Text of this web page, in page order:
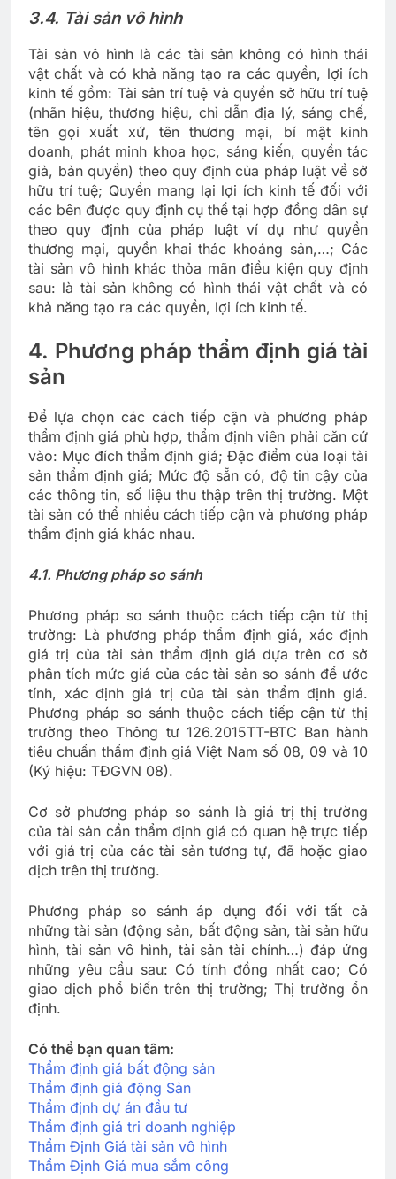
3.4. Tài sản vô hình
Tài sản vô hình là các tài sản không có hình thái
vật chất và có khả năng tạo ra các quyền, lợi ích
kinh tế gồm: Tài sản trí tuệ và quyền sở hữu trí tuệ
(nhãn hiệu, thương hiệu, chỉ dẫn địa lý, sáng chế,
tên gọi xuất xứ, tên thương mại, bí mật kinh
doanh, phát minh khoa học, sáng kiến, quyền tác
giả, bản quyền) theo quy định của pháp luật về sở
hữu trí tuệ; Quyền mang lại lợi ích kinh tế đối với
các bên được quy định cụ thể tại hợp đồng dân sự
theo quy định của pháp luật ví dụ như quyền
thương mại, quyền khai thác khoáng sản,…; Các
tài sản vô hình khác thỏa mãn điều kiện quy định
sau: là tài sản không có hình thái vật chất và có
khả năng tạo ra các quyền, lợi ích kinh tế.
4. Phương pháp thẩm định giá tài
sản
Để lựa chọn các cách tiếp cận và phương pháp
thẩm định giá phù hợp, thẩm định viên phải căn cứ
vào: Mục đích thẩm định giá; Đặc điểm của loại tài
sản thẩm định giá; Mức độ sẵn có, độ tin cậy của
các thông tin, số liệu thu thập trên thị trường. Một
tài sản có thể nhiều cách tiếp cận và phương pháp
thẩm định giá khác nhau.
4.1. Phương pháp so sánh
Phương pháp so sánh thuộc cách tiếp cận từ thị
trường: Là phương pháp thẩm định giá, xác định
giá trị của tài sản thẩm định giá dựa trên cơ sở
phân tích mức giá của các tài sản so sánh để ước
tính, xác định giá trị của tài sản thẩm định giá.
Phương pháp so sánh thuộc cách tiếp cận từ thị
trường theo Thông tư 126.2015TT-BTC Ban hành
tiêu chuẩn thẩm định giá Việt Nam số 08, 09 và 10
(Ký hiệu: TĐGVN 08).
Cơ sở phương pháp so sánh là giá trị thị trường
của tài sản cần thẩm định giá có quan hệ trực tiếp
với giá trị của các tài sản tương tự, đã hoặc giao
dịch trên thị trường.
Phương pháp so sánh áp dụng đối với tất cả
những tài sản (động sản, bất động sản, tài sản hữu
hình, tài sản vô hình, tài sản tài chính…) đáp ứng
những yêu cầu sau: Có tính đồng nhất cao; Có
giao dịch phổ biến trên thị trường; Thị trường ổn
định.
Có thể bạn quan tâm:
Thẩm định giá bất động sản
Thẩm định giá động Sản
Thẩm định dự án đầu tư
Thẩm định giá tri doanh nghiệp
Thẩm Định Giá tài sản vô hình
Thẩm Định Giá mua sắm công